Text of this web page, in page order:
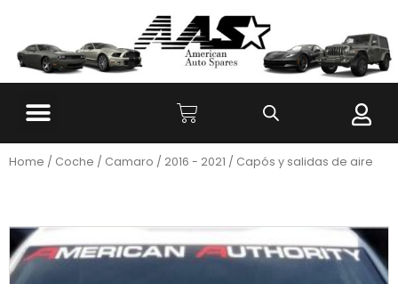
Home / Coche / Camaro / 2016 - 2021 / Capós y salidas de aire